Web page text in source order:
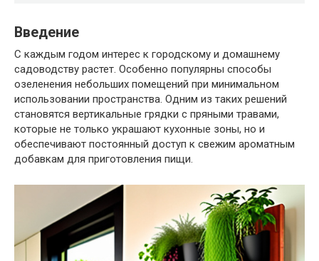
Введение
С каждым годом интерес к городскому и домашнему
садоводству растет. Особенно популярны способы
озеленения небольших помещений при минимальном
использовании пространства. Одним из таких решений
становятся вертикальные грядки с пряными травами,
которые не только украшают кухонные зоны, но и
обеспечивают постоянный доступ к свежим ароматным
добавкам для приготовления пищи.